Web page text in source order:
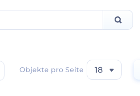
Objekte pro Seite 18